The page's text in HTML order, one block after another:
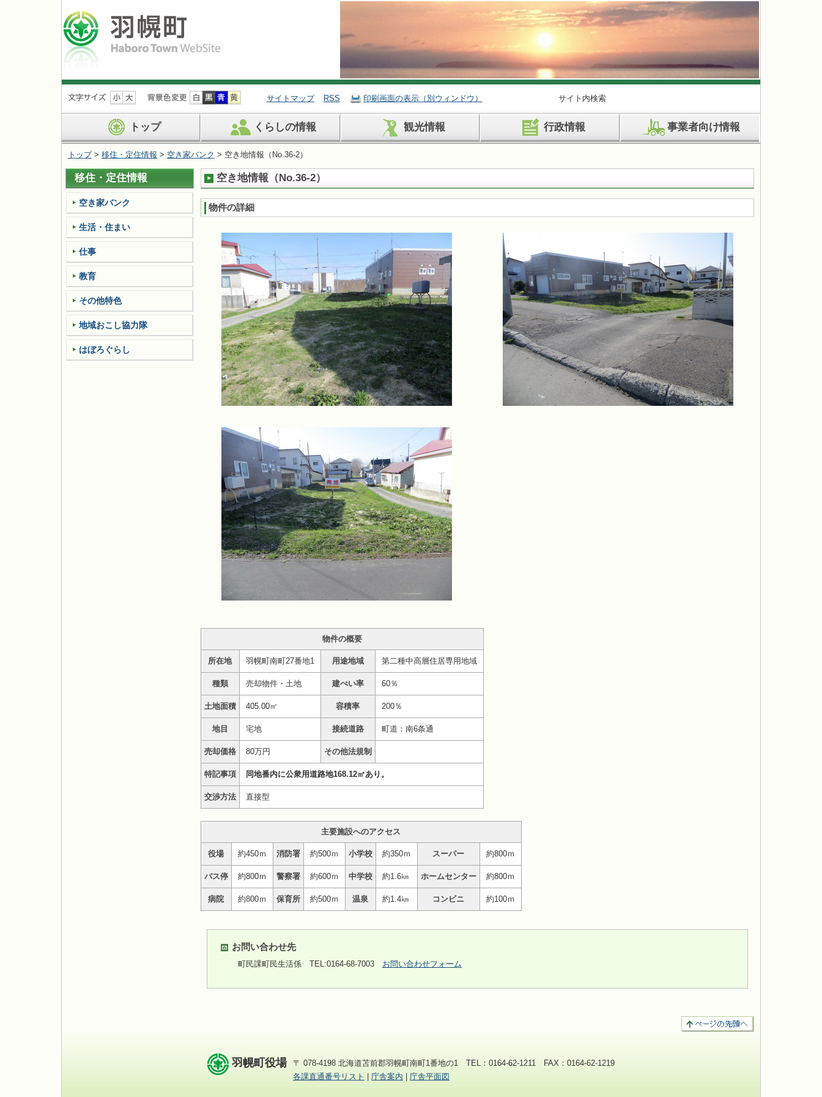
ナ
ビ
ョ
ン
を
飛
ば
す
サイトマップ RSS 印刷画面の表示（別ウィンドウ） サイト内検索
トップ くらしの情報 観光情報 行政情報 事業者向け情報
トップ> 移住・定住情報 > 空き家バンク > 空き地情報（No.36-2）
空き地情報（No.36-2）
物件の詳細
物件の概要
所在地 羽幌町南町27番地1 用途地域 第二種中高層住居専用地域
種類 売却物件・土地 建ぺい率 60％
土地面積 405.00㎡ 容積率 200％
地目 宅地 接続道路 町道：南6条通
売却価格 80万円 その他法規制
特記事項 同地番内に公衆用道路地168.12㎡あり。
交渉方法 直接型
主要施設へのアクセス
役場 約450ｍ 消防署 約500ｍ 小学校 約350ｍ スーパー 約800ｍ
バス停 約800ｍ 警察署 約600ｍ 中学校 約1.6㎞ ホームセンター 約800ｍ
病院 約800ｍ 保育所 約500ｍ 温泉 約1.4㎞ コンビニ 約100ｍ
お問い合わせ先
町民課町民生活係TEL:0164-68-7003 お問い合わせフォーム
移住・定住情報
空き家バンク
生活・住まい
仕事
教育
その他特色
地域おこし協力隊
はぼろぐらし
羽幌町役場
〒 078-4198 北海道苫前郡羽幌町南町1番地の1 TEL：0164-62-1211 FAX：0164-62-1219
各課直通番号リスト
庁舎案内 庁舎平面図